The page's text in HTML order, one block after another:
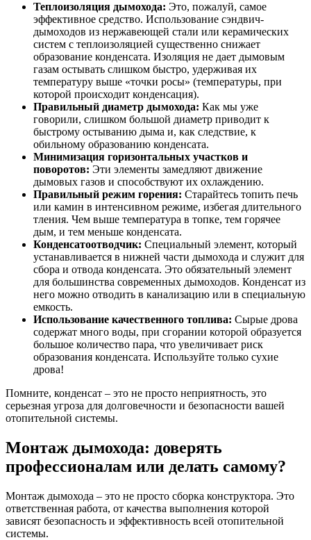
Теплоизоляция дымохода: Это, пожалуй, самое
эффективное средство. Использование сэндвич-
дымоходов из нержавеющей стали или керамических
систем с теплоизоляцией существенно снижает
образование конденсата. Изоляция не дает дымовым
газам остывать слишком быстро, удерживая их
температуру выше «точки росы» (температуры, при
которой происходит конденсация).
Правильный диаметр дымохода: Как мы уже
говорили, слишком большой диаметр приводит к
быстрому остыванию дыма и, как следствие, к
обильному образованию конденсата.
Минимизация горизонтальных участков и
поворотов: Эти элементы замедляют движение
дымовых газов и способствуют их охлаждению.
Правильный режим горения: Старайтесь топить печь
или камин в интенсивном режиме, избегая длительного
тления. Чем выше температура в топке, тем горячее
дым, и тем меньше конденсата.
Конденсатоотводчик: Специальный элемент, который
устанавливается в нижней части дымохода и служит для
сбора и отвода конденсата. Это обязательный элемент
для большинства современных дымоходов. Конденсат из
него можно отводить в канализацию или в специальную
емкость.
Использование качественного топлива: Сырые дрова
содержат много воды, при сгорании которой образуется
большое количество пара, что увеличивает риск
образования конденсата. Используйте только сухие
дрова!
Помните, конденсат – это не просто неприятность, это
серьезная угроза для долговечности и безопасности вашей
отопительной системы.
Монтаж дымохода: доверять
профессионалам или делать самому?
Монтаж дымохода – это не просто сборка конструктора. Это
ответственная работа, от качества выполнения которой
зависят безопасность и эффективность всей отопительной
системы.